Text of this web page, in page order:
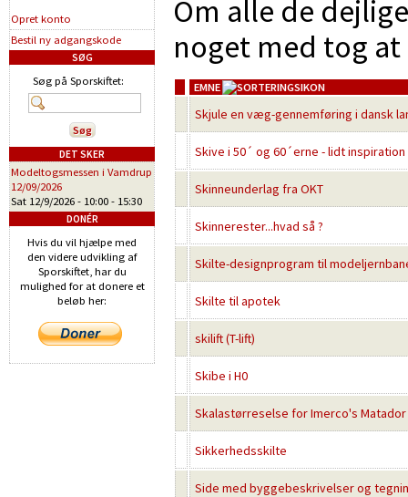
Om alle de
noget med tog at
EMNE
Skjule en væg-gennemføring i dansk
Skive i 50´ og 60´erne - lidt
Skinneunderlag fra OKT
Skinnerester...hvad så ?
Skilte-designprogram til
Skilte til apotek
skilift (T-lift)
Skibe i H0
Skalastørreselse for Imerco's Matador
Sikkerhedsskilte
Side med byggebeskrivelser og
Opret konto
Bestil ny adgangskode
SØG
Søg på Sporskiftet:
DET SKER
Modeltogsmessen i Vamdrup
12/09/2026
Sat 12/9/2026 - 10:00 - 15:30
DONÉR
Hvis du vil hjælpe med
den videre udvikling af
Sporskiftet, har du
mulighed for at donere et
beløb her: